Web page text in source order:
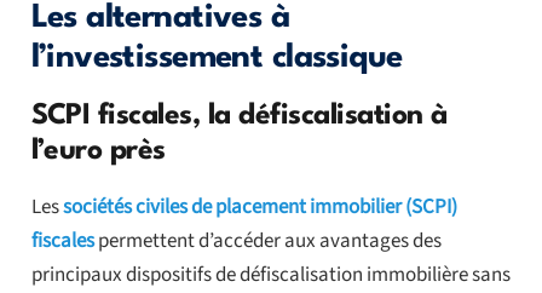
Les alternatives à
l’investissement classique
SCPI fiscales, la défiscalisation à
l’euro près
Lessociétés civiles de placement immobilier (SCPI)
fiscalespermettent d’accéder aux avantages des
principaux dispositifs de défiscalisation immobilière sans